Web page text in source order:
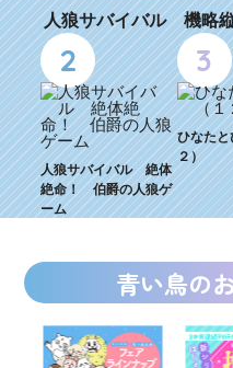
人狼サバイバル 機略
2
人狼サバイバル 絶体
絶命！ 伯爵の人狼ゲ
ーム
3
ひなた
２）
青い鳥の